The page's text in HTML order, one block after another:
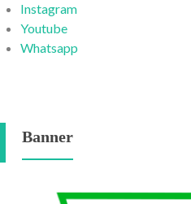
Instagram
Youtube
Whatsapp
Banner